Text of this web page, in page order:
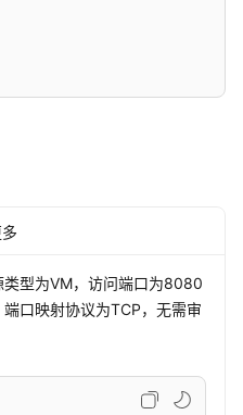
型为VM，访问端口为8080
口映射协议为TCP，无需审